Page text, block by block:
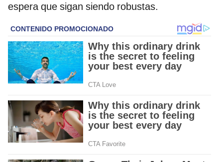
espera que sigan siendo robustas.